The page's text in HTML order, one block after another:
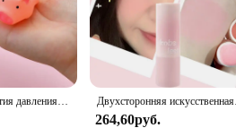
Игрушка для снятия давления на столешнице, мягкий гладкий Гладкий игрушечный мяч, очень мягкий на ощупь Двухсторонняя
264,60руб.